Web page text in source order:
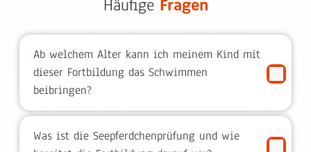
Häufige Fragen
Ab welchem Alter kann ich meinem Kind mit
dieser Fortbildung das Schwimmen
beibringen?
Was ist die Seepferdchenprüfung und wie